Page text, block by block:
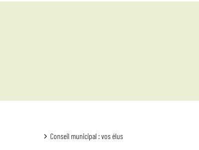
Conseil municipal : vos élus